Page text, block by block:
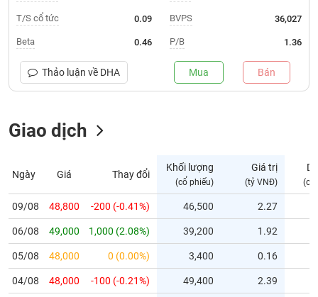
Trạng
thái
phiếu
thị
trường
yết
Niêm
mới
Niêm
yết
bổ
T/S cổ tức 0.09
Beta 0.46
BVPS 36,027
P/B 1.36
Thảo luận về DHA Mua Bán
Giao dịch
Ngày Giá Thay đổi
Khối lượng
(cổ phiếu)
Giá trị
(tỷ VNĐ) (cổ
09/08 48,800 -200 (-0.41%) 46,500 2.27
06/08 49,000 1,000 (2.08%) 39,200 1.92
05/08 48,000 0 (0.00%) 3,400 0.16
04/08 48,000 -100 (-0.21%) 49,400 2.39
NGÀNH
NGHIỆP
CỔ
SINH